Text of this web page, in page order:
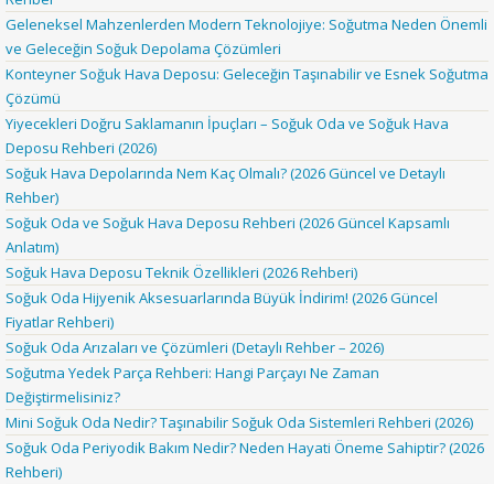
Geleneksel Mahzenlerden Modern Teknolojiye: Soğutma Neden Önemli
ve Geleceğin Soğuk Depolama Çözümleri
Konteyner Soğuk Hava Deposu: Geleceğin Taşınabilir ve Esnek Soğutma
Çözümü
Yiyecekleri Doğru Saklamanın İpuçları – Soğuk Oda ve Soğuk Hava
Deposu Rehberi (2026)
Soğuk Hava Depolarında Nem Kaç Olmalı? (2026 Güncel ve Detaylı
Rehber)
Soğuk Oda ve Soğuk Hava Deposu Rehberi (2026 Güncel Kapsamlı
Anlatım)
Soğuk Hava Deposu Teknik Özellikleri (2026 Rehberi)
Soğuk Oda Hijyenik Aksesuarlarında Büyük İndirim! (2026 Güncel
Fiyatlar Rehberi)
Soğuk Oda Arızaları ve Çözümleri (Detaylı Rehber – 2026)
Soğutma Yedek Parça Rehberi: Hangi Parçayı Ne Zaman
Değiştirmelisiniz?
Mini Soğuk Oda Nedir? Taşınabilir Soğuk Oda Sistemleri Rehberi (2026)
Soğuk Oda Periyodik Bakım Nedir? Neden Hayati Öneme Sahiptir? (2026
Rehberi)